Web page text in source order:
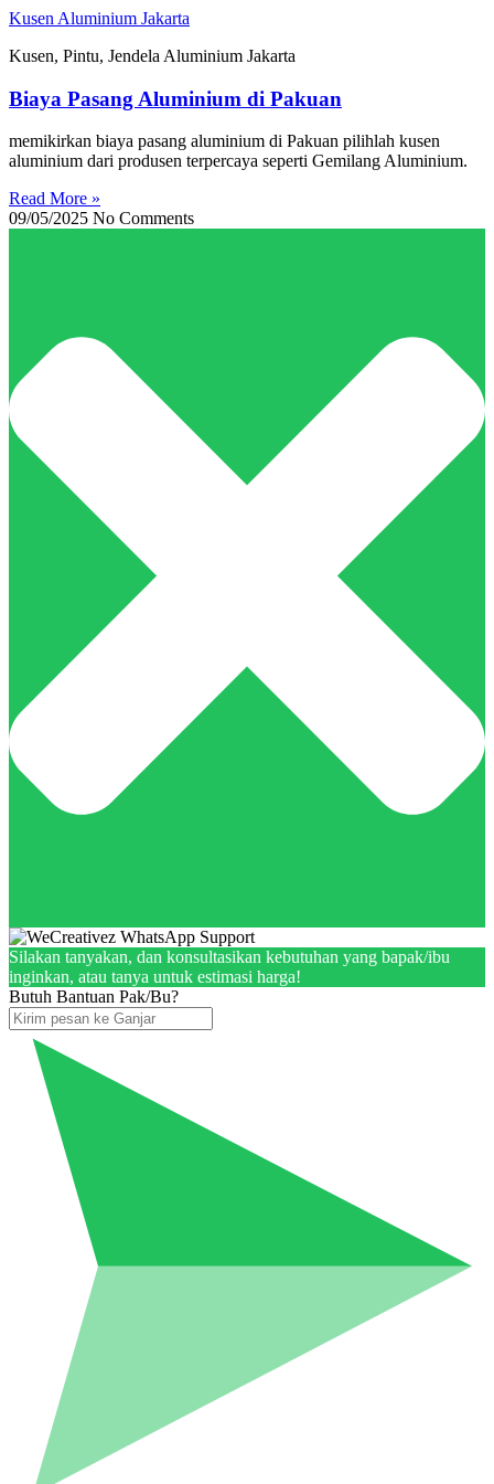
Skip
content
Kusen Aluminium Jakarta
Kusen, Pintu, Jendela Aluminium Jakarta
Biaya Pasang Aluminium di Pakuan
memikirkan biaya pasang aluminium di Pakuan pilihlah kusen
aluminium dari produsen terpercaya seperti Gemilang Aluminium.
Read More »
09/05/2025 No Comments
Silakan tanyakan, dan konsultasikan kebutuhan yang bapak/ibu
inginkan, atau tanya untuk estimasi harga!
Butuh Bantuan Pak/Bu?